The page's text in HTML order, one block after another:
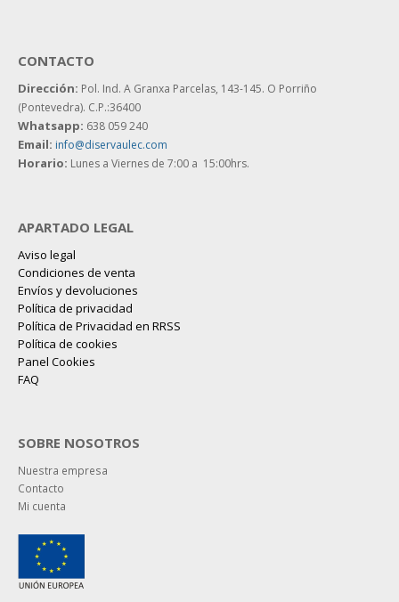
CONTACTO
Dirección: Pol. Ind. A Granxa Parcelas, 143-145. O Porriño
(Pontevedra). C.P.:36400
Whatsapp: 638 059 240
Email: info@diservaulec.com
Horario: Lunes a Viernes de 7:00 a 15:00hrs.
APARTADO LEGAL
Aviso legal
Condiciones de venta
Envíos y devoluciones
Política de privacidad
Política de Privacidad en RRSS
Política de cookies
Panel Cookies
FAQ
SOBRE NOSOTROS
Nuestra empresa
Contacto
Mi cuenta